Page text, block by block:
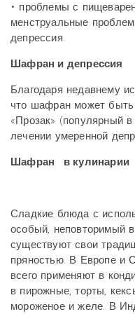
• проблемы с
менструальные
депрессия.
Шафран и депрессия
Благодаря недавнему
что шафран может
«Прозак» (популярный
лечении умеренной
Шафран в кулинарии
Сладкие блюда с
особый, неповторимый
существуют свои
пряностью. В Европе и
всего применяют в
в пирожные, торты,
мороженое и желе. В